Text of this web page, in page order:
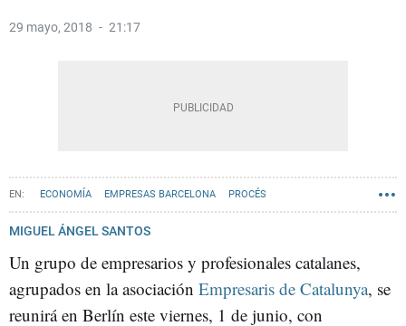
29 mayo, 2018 21:17
ECONOMÍA EMPRESAS BARCELONA PROCÉS
INDEPENDENTISMO UNIONISMO
MIGUEL ÁNGEL SANTOS
Un grupo de empresarios y profesionales catalanes,
agrupados en la asociación Empresaris de Catalunya, se
reunirá en Berlín este viernes, 1 de junio, con